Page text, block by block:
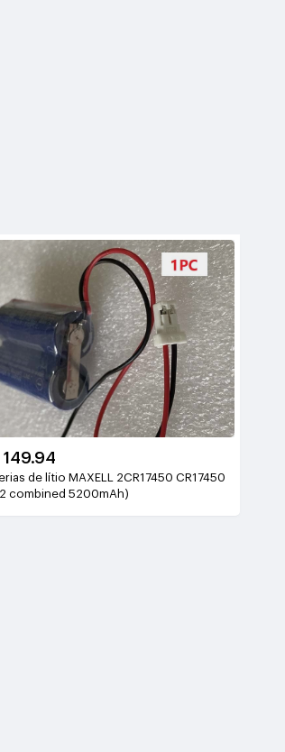
149.94
de lítio MAXELL 2CR17450 CR17450
combined 5200mAh)